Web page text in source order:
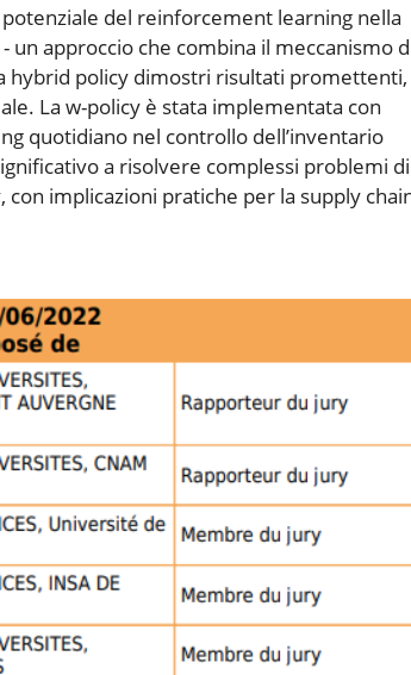
del reinforcement learning nella
approccio che combina il meccanismo
hybrid policy dimostri risultati promettenti,
La w-policy è stata implementata con
quotidiano nel controllo dell’inventario
a risolvere complessi problemi di
implicazioni pratiche per la supply